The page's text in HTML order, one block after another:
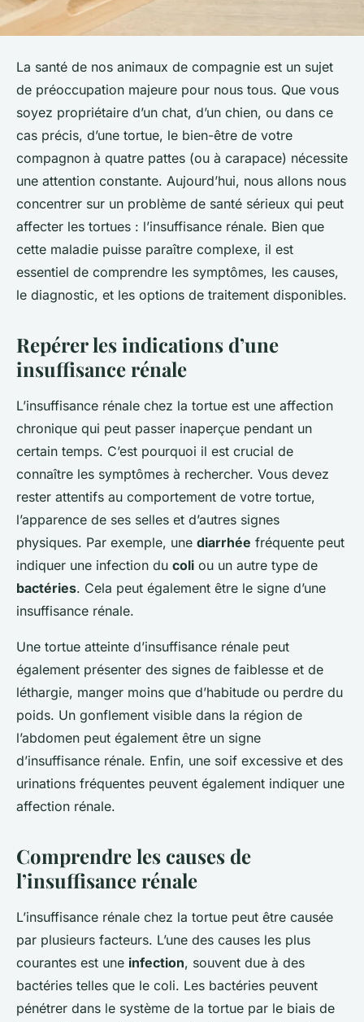
La santé de nos animaux de compagnie est un sujet
de préoccupation majeure pour nous tous. Que vous
soyez propriétaire d’un chat, d’un chien, ou dans ce
cas précis, d’une tortue, le bien-être de votre
compagnon à quatre pattes (ou à carapace) nécessite
une attention constante. Aujourd’hui, nous allons nous
concentrer sur un problème de santé sérieux qui peut
affecter les tortues : l’insuffisance rénale. Bien que
cette maladie puisse paraître complexe, il est
essentiel de comprendre les symptômes, les causes,
le diagnostic, et les options de traitement disponibles.
Repérer les indications d’une
insuffisance rénale
L’insuffisance rénale chez la tortue est une affection
chronique qui peut passer inaperçue pendant un
certain temps. C’est pourquoi il est crucial de
connaître les symptômes à rechercher. Vous devez
rester attentifs au comportement de votre tortue,
l’apparence de ses selles et d’autres signes
physiques. Par exemple, une diarrhée fréquente peut
indiquer une infection du coli ou un autre type de
bactéries. Cela peut également être le signe d’une
insuffisance rénale.
Une tortue atteinte d’insuffisance rénale peut
également présenter des signes de faiblesse et de
léthargie, manger moins que d’habitude ou perdre du
poids. Un gonflement visible dans la région de
l’abdomen peut également être un signe
d’insuffisance rénale. Enfin, une soif excessive et des
urinations fréquentes peuvent également indiquer une
affection rénale.
Comprendre les causes de
l’insuffisance rénale
L’insuffisance rénale chez la tortue peut être causée
par plusieurs facteurs. L’une des causes les plus
courantes est une infection, souvent due à des
bactéries telles que le coli. Les bactéries peuvent
pénétrer dans le système de la tortue par le biais de